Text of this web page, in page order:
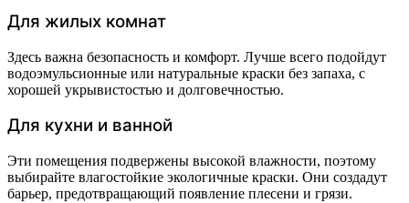
Для жилых комнат
Здесь важна безопасность и комфорт. Лучше всего подойдут
водоэмульсионные или натуральные краски без запаха, с
хорошей укрывистостью и долговечностью.
Для кухни и ванной
Эти помещения подвержены высокой влажности, поэтому
выбирайте влагостойкие экологичные краски. Они создадут
барьер, предотвращающий появление плесени и грязи.